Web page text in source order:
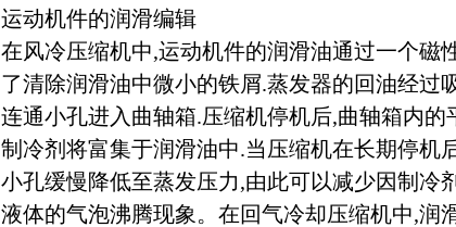
运动机件的润滑编辑
在风冷压缩机中,运动机件的润滑油通过一个磁
了清除润滑油中微小的铁屑.蒸发器的回油经过
连通小孔进入曲轴箱.压缩机停机后,曲轴箱内
制冷剂将富集于润滑油中.当压缩机在长期停机
小孔缓慢降低至蒸发压力,由此可以减少因制冷
液体的气泡沸腾现象。在回气冷却压缩机中,润